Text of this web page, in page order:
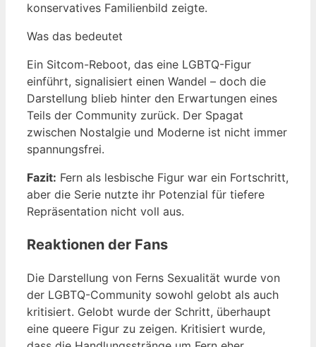
konservatives Familienbild zeigte.
Was das bedeutet
Ein Sitcom-Reboot, das eine LGBTQ-Figur
einführt, signalisiert einen Wandel – doch die
Darstellung blieb hinter den Erwartungen eines
Teils der Community zurück. Der Spagat
zwischen Nostalgie und Moderne ist nicht immer
spannungsfrei.
Fazit: Fern als lesbische Figur war ein Fortschritt,
aber die Serie nutzte ihr Potenzial für tiefere
Repräsentation nicht voll aus.
Reaktionen der Fans
Die Darstellung von Ferns Sexualität wurde von
der LGBTQ-Community sowohl gelobt als auch
kritisiert. Gelobt wurde der Schritt, überhaupt
eine queere Figur zu zeigen. Kritisiert wurde,